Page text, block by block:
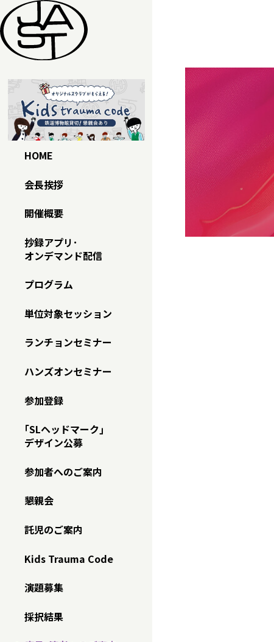
本文へスキップ
HOME
会長挨拶
開催概要
抄録アプリ･
オンデマンド配信
プログラム
単位対象セッション
ランチョンセミナー
ハンズオンセミナー
参加登録
｢SLヘッドマーク｣
デザイン公募
参加者へのご案内
懇親会
託児のご案内
Kids Trauma Code
演題募集
採択結果